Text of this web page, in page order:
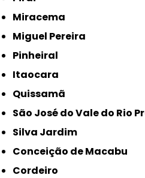
Miracema
Miguel Pereira
Pinheiral
Itaocara
Quissamã
São José do Vale do Rio
Silva Jardim
Conceição de Macabu
Cordeiro